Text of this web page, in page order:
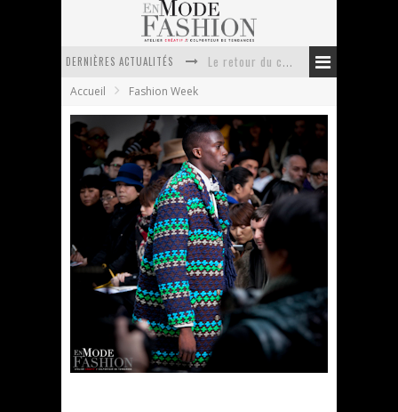
DERNIÈRES ACTUALITÉS
Doudoune pour femme : choisir la pièce idéale entre style, chaleur et durabilité
Pourquoi le costume sur mesure à Paris est un incontournable de l’élégance contemporaine ?
Anti chute cheveux homme : quelles solutions pour renforcer sa chevelure ?
Le retour du cachemire version casual
Accueil Fashion Week
Walter Van Beirendonck – Automne Hiver 2011-
2012
En Mode Fashion
25 janvier 2011
Fashion Week